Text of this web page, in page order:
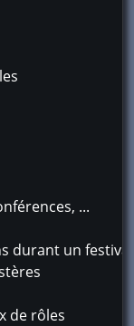
...
durant un festival
de rôles